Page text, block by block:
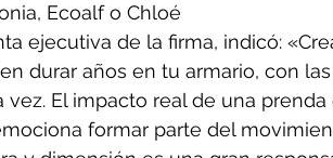
Ecoalf o Chloé
ejecutiva de la firma, indicó:
durar años en tu armario, con
vez. El impacto real de una
formar parte del